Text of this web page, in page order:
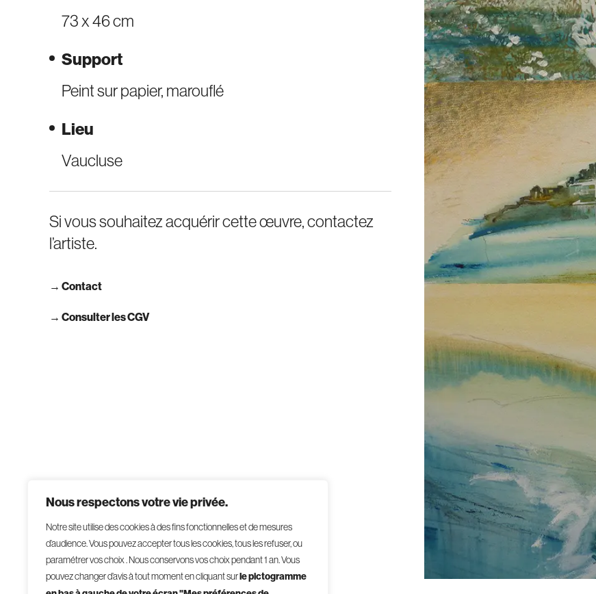
Nous respectons votre vie privée.
Notre site utilise des cookies à des fins fonctionnelles et de mesures
d’audience. Vous pouvez accepter tous les cookies, tous les refuser, ou
paramétrer vos choix . Nous conservons vos choix pendant 1 an.Vous
pouvez changer d’avis à tout moment en cliquant surle pictogramme
73 x 46 cm
Support
Peint sur papier, marouflé
Lieu
Vaucluse
Si vous souhaitez acquérir cette œuvre, contactez
l’artiste.
→ Contact
→ Consulter les CGV